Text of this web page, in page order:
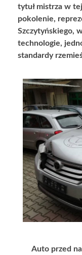
tytuł mistrza w
pokolenie,
Szczytyńskiego,
technologie,
standardy
Auto przed